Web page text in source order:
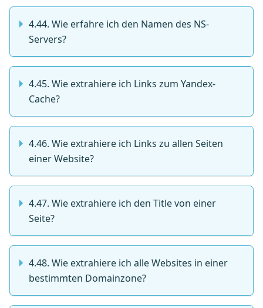
4.44. Wie erfahre ich den Namen des NS-
Servers?
4.45. Wie extrahiere ich Links zum Yandex-
Cache?
4.46. Wie extrahiere ich Links zu allen Seiten
einer Website?
4.47. Wie extrahiere ich den Title von einer
Seite?
4.48. Wie extrahiere ich alle Websites in einer
bestimmten Domainzone?